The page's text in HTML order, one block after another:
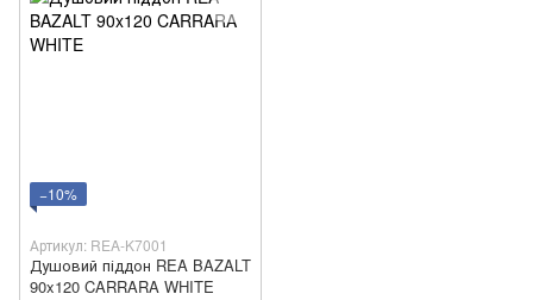
−10%
Артикул: REA-K7001
Душовий піддон REA BAZALT
90x120 CARRARA WHITE